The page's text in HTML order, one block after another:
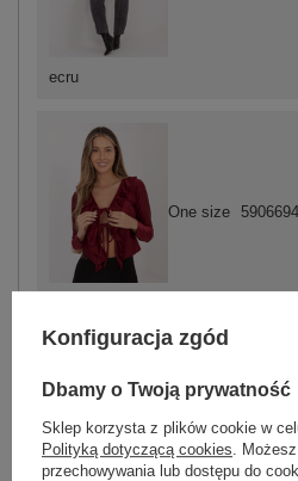
ecru
One size
One size
Konfiguracja zgód
Dbamy o Twoją prywatność
Sklep korzysta z plików cookie w
Polityką dotyczącą cookies .
przechowywania lub dostępu do